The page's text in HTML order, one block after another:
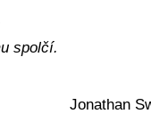
spolčí.
Jonathan